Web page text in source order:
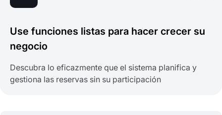
Use funciones listas para hacer crecer su
negocio
Descubra lo eficazmente que el sistema planifica y
gestiona las reservas sin su participación